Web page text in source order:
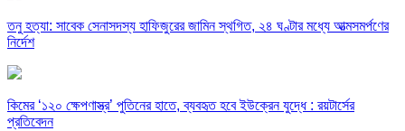
তনু হত্যা: সাবেক সেনাসদস্য হাফিজুরের জামিন স্থগিত, ২৪ ঘণ্টার মধ্যে আত্মসমর্পণের
নির্দেশ
কিমের ‘১২০ ক্ষেপণাস্ত্র’ পুতিনের হাতে, ব্যবহৃত হবে ইউক্রেন যুদ্ধে : রয়টার্সের
প্রতিবেদন